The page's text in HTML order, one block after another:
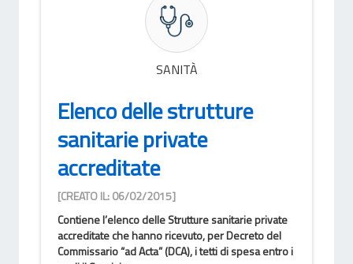
SANITÀ
Elenco delle strutture
sanitarie private
accreditate
[CREATO IL: 06/02/2015]
Contiene l’elenco delle Strutture sanitarie private
accreditate che hanno ricevuto, per Decreto del
Commissario “ad Acta” (DCA), i tetti di spesa entro i